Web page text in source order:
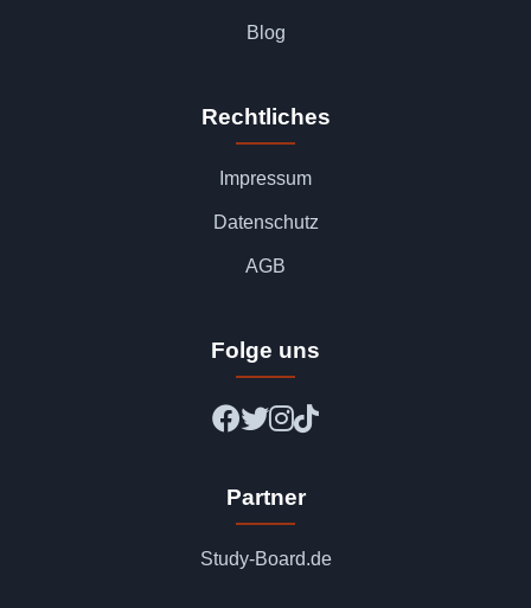
Blog
Rechtliches
Impressum
Datenschutz
AGB
Folge uns
Partner
Study-Board.de